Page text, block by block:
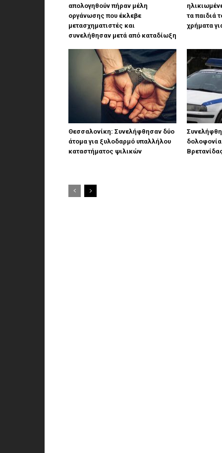
απολογηθούν πήραν μέλη
οργάνωσης που έκλεβε
μετασχηματιστές και
συνελήθησαν μετά από καταδίωξη
τα παιδιά
χρήματα
Θεσσαλονίκη: Συνελήφθησαν δύο
άτομα για ξυλοδαρμό υπαλλήλου
καταστήματος ψιλικών
Συνελήφθη